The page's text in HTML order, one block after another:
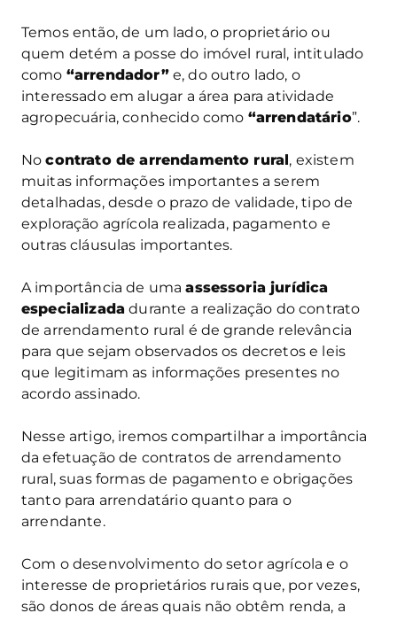
Temos então, de um lado, o proprietário ou
quem detém a posse do imóvel rural, intitulado
como “arrendador”e, do outro lado, o
interessado em alugar a área para atividade
agropecuária, conhecido como “arrendatário”.
Nocontrato de arrendamento rural, existem
muitas informações importantes a serem
detalhadas, desde o prazo de validade, tipo de
exploração agrícola realizada, pagamento e
outras cláusulas importantes.
A importância de umaassessoria jurídica
especializada durante a realização do contrato
de arrendamento rural é de grande relevância
para que sejam observados os decretos e leis
que legitimam as informações presentes no
acordo assinado.
Nesse artigo, iremos compartilhar a importância
da efetuação de contratos de arrendamento
rural, suas formas de pagamento e obrigações
tanto para arrendatário quanto para o
arrendante.
Com o desenvolvimento do setor agrícola e o
interesse de proprietários rurais que, por vezes,
são donos de áreas quais não obtêm renda, a